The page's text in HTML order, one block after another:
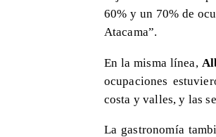
60% y un 70% de
Atacama”.
En la misma línea,
ocupaciones
costa y valles, y las
La gastronomía